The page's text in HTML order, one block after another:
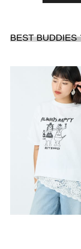
BEST BUDDIES